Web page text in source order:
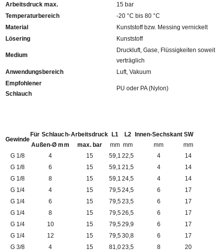
Arbeitsdruck max.
15 bar
Temperaturbereich
-20 °C bis 80 °C
Material
Kunststoff bzw. Messing vernickelt
Lösering
Kunststoff
Medium
Druckluft, Gase, Flüssigkeiten soweit
verträglich
Anwendungsbereich
Luft, Vakuum
Empfohlener
Schlauch
PU oder PA (Nylon)
Gewinde
Für Schlauch-
Außen-Ø mm
Arbeitsdruck
max. bar
L1
mm
L2
mm
Innen-Sechskant
mm
SW
mm
G 1/8
4 15 59,1 22,5 4
14
G 1/8
6 15 59,1 21,5 4
14
G 1/8
8 15 59,1 24,5 4
14
G 1/4
4 15 79,524,5 6
17
G 1/4
6 15 79,523,5 6
17
G 1/4
8 15 79,526,5 6
17
G 1/4
10 15 79,529,9 6
17
G 1/4
12 15 79,530,8 6
17
G 3/8
4 15 81,023,5 8
20